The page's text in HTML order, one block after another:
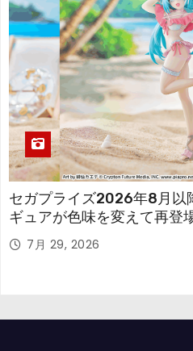
セガプライズ2026年8月以
ギュアが色味を変えて再登
7月 29, 2026